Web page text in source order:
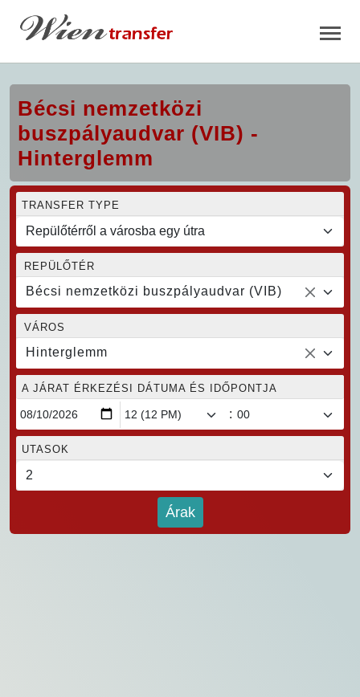
Bécsi nemzetközi
buszpályaudvar (VIB) -
Hinterglemm
TRANSFER TYPE
REPÜLŐTÉR
Bécsi nemzetközi buszpályaudvar (VIB)
VÁROS
Hinterglemm
A JÁRAT ÉRKEZÉSI DÁTUMA ÉS IDŐPONTJA
:
UTASOK
Árak